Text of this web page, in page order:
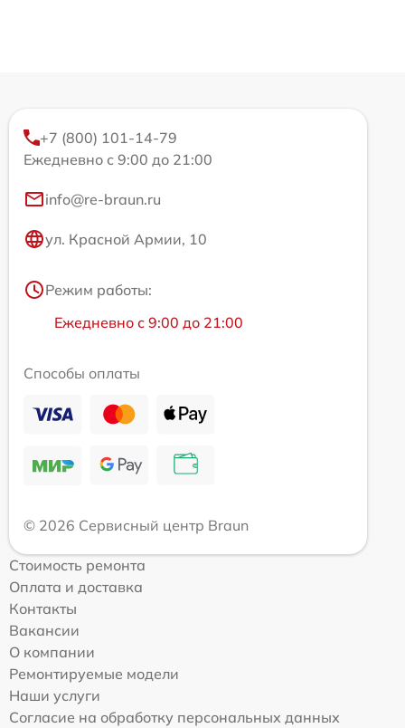
+7 (800) 101-14-79
Ежедневно с 9:00 до 21:00
info@re-braun.ru
ул. Красной Армии, 10
Режим работы:
Ежедневно с 9:00 до 21:00
Способы оплаты
© 2026 Сервисный центр Braun
Стоимость ремонта
Оплата и доставка
Контакты
Вакансии
О компании
Ремонтируемые модели
Наши услуги
Согласие на обработку персональных данных